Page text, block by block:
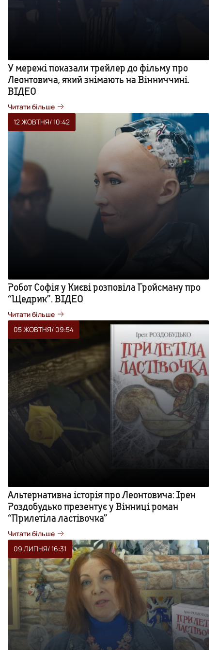
У мережі показали трейлер до фільму про
Леонтовича, який знімають на Вінниччині.
ВІДЕО
Читати більше
12 ЖОВТНЯ/ 10:42
Робот Софія у Києві розповіла Гройсману про
“Щедрик”. ВІДЕО
Читати більше
05 ЖОВТНЯ/ 09:54
Альтернативна історія про Леонтовича: Ірен
Роздобудько презентує у Вінниці роман
“Прилетіла ластівочка”
Читати більше
09 ЛИПНЯ/ 16:31